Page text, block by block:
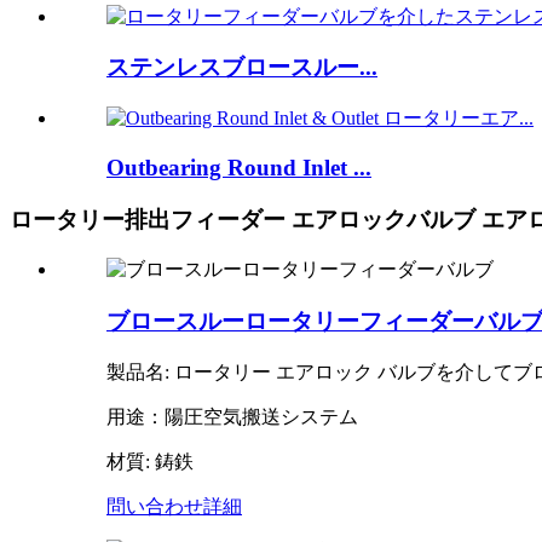
ステンレスブロースルー...
Outbearing Round Inlet ...
ロータリー排出フィーダー エアロックバルブ エア
ブロースルーロータリーフィーダーバルブ
製品名: ロータリー エアロック バルブを介してブ
用途：陽圧空気搬送システム
材質: 鋳鉄
問い合わせ詳細